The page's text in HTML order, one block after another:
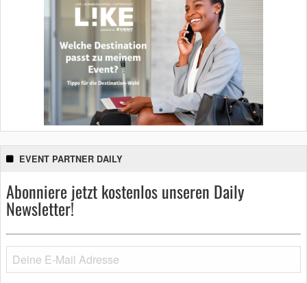
EVENT PARTNER DAILY
Abonniere jetzt kostenlos unseren Daily
Newsletter!